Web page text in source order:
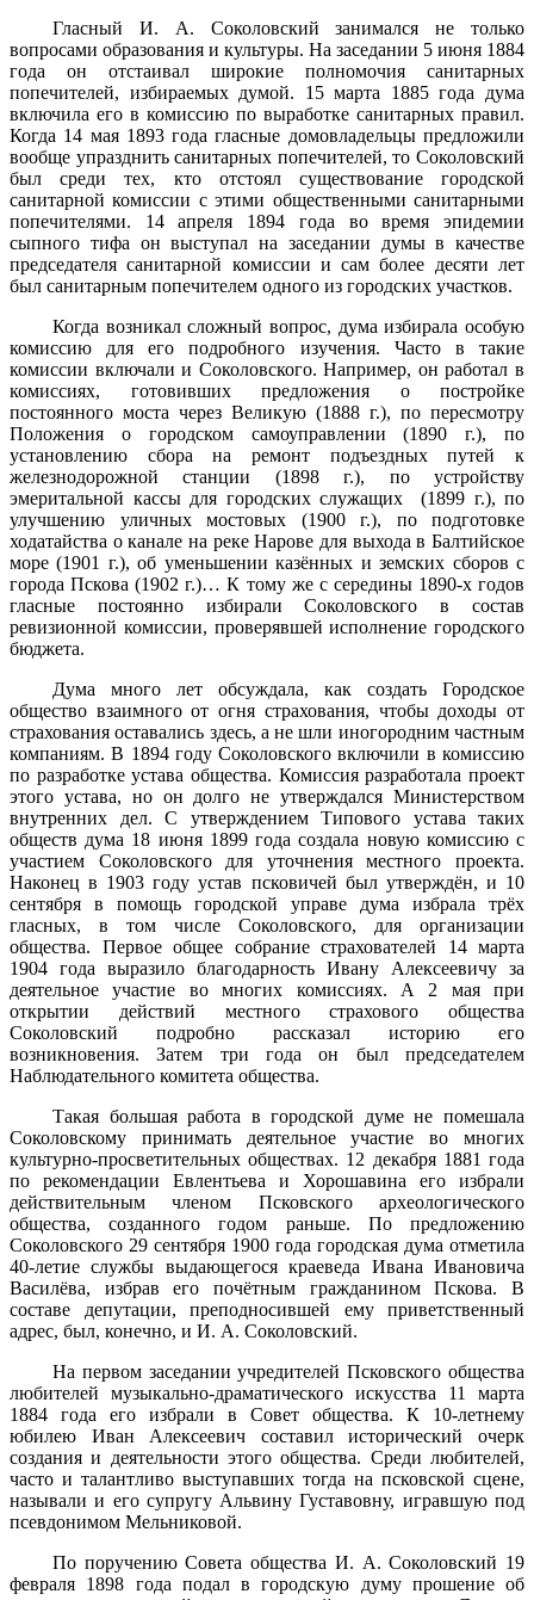
Гласный И. А. Соколовский занимался не только
вопросами образования и культуры. На заседании 5 июня 1884
года он отстаивал широкие полномочия санитарных
попечителей, избираемых думой. 15 марта 1885 года дума
включила его в комиссию по выработке санитарных правил.
Когда 14 мая 1893 года гласные домовладельцы предложили
вообще упразднить санитарных попечителей, то Соколовский
был среди тех, кто отстоял существование городской
санитарной комиссии с этими общественными санитарными
попечителями. 14 апреля 1894 года во время эпидемии
сыпного тифа он выступал на заседании думы в качестве
председателя санитарной комиссии и сам более десяти лет
был санитарным попечителем одного из городских участков.
Когда возникал сложный вопрос, дума избирала особую
комиссию для его подробного изучения. Часто в такие
комиссии включали и Соколовского. Например, он работал в
комиссиях, готовивших предложения о постройке
постоянного моста через Великую (1888 г.), по пересмотру
Положения о городском самоуправлении (1890 г.), по
установлению сбора на ремонт подъездных путей к
железнодорожной станции (1898 г.), по устройству
эмеритальной кассы для городских служащих (1899 г.), по
улучшению уличных мостовых (1900 г.), по подготовке
ходатайства о канале на реке Нарове для выхода в Балтийское
море (1901 г.), об уменьшении казённых и земских сборов с
города Пскова (1902 г.)… К тому же с середины 1890-х годов
гласные постоянно избирали Соколовского в состав
ревизионной комиссии, проверявшей исполнение городского
бюджета.
Дума много лет обсуждала, как создать Городское
общество взаимного от огня страхования, чтобы доходы от
страхования оставались здесь, а не шли иногородним частным
компаниям. В 1894 году Соколовского включили в комиссию
по разработке устава общества. Комиссия разработала проект
этого устава, но он долго не утверждался Министерством
внутренних дел. С утверждением Типового устава таких
обществ дума 18 июня 1899 года создала новую комиссию с
участием Соколовского для уточнения местного проекта.
Наконец в 1903 году устав псковичей был утверждён, и 10
сентября в помощь городской управе дума избрала трёх
гласных, в том числе Соколовского, для организации
общества. Первое общее собрание страхователей 14 марта
1904 года выразило благодарность Ивану Алексеевичу за
деятельное участие во многих комиссиях. А 2 мая при
открытии действий местного страхового общества
Соколовский подробно рассказал историю его
возникновения. Затем три года он был председателем
Наблюдательного комитета общества.
Такая большая работа в городской думе не помешала
Соколовскому принимать деятельное участие во многих
культурно-просветительных обществах. 12 декабря 1881 года
по рекомендации Евлентьева и Хорошавина его избрали
действительным членом Псковского археологического
общества, созданного годом раньше. По предложению
Соколовского 29 сентября 1900 года городская дума отметила
40-летие службы выдающегося краеведа Ивана Ивановича
Василёва, избрав его почётным гражданином Пскова. В
составе депутации, преподносившей ему приветственный
адрес, был, конечно, и И. А. Соколовский.
На первом заседании учредителей Псковского общества
любителей музыкально-драматического искусства 11 марта
1884 года его избрали в Совет общества. К 10-летнему
юбилею Иван Алексеевич составил исторический очерк
создания и деятельности этого общества. Среди любителей,
часто и талантливо выступавших тогда на псковской сцене,
называли и его супругу Альвину Густавовну, игравшую под
псевдонимом Мельниковой.
По поручению Совета общества И. А. Соколовский 19
февраля 1898 года подал в городскую думу прошение об